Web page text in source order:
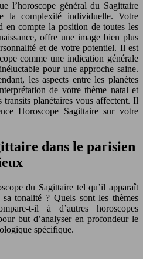
l’horoscope général du Sagittaire
la complexité individuelle. Votre
en compte la position de toutes les
offre une image bien plus
et de votre potentiel. Il est
comme une indication générale
pour une approche saine.
les aspects entre les planètes
de votre thème natal et
planétaires vous affectent. Il
Horoscope Sagittaire sur votre
dans le parisien
du Sagittaire tel qu’il apparaît
tonalité ? Quels sont les thèmes
t-il à d’autres horoscopes
but d’analyser en profondeur le
spécifique.